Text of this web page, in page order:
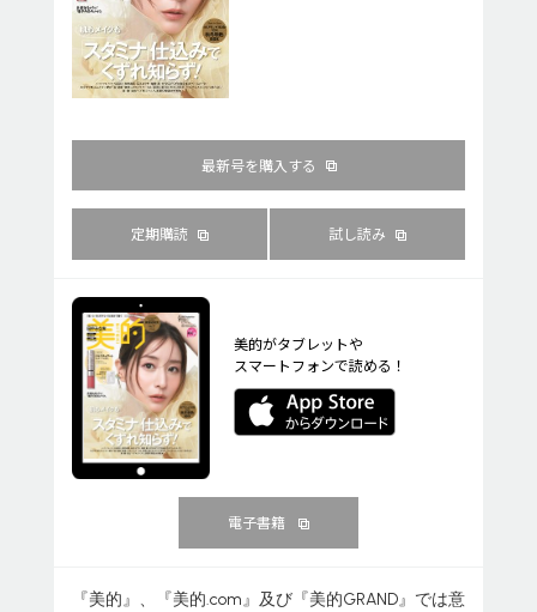
最新号を購入する
定期購読 試し読み
美的がタブレットや
スマートフォンで読める！
電子書籍
『美的』、『美的.com』及び『美的GRAND』では意